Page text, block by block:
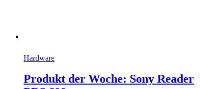
Hardware
Produkt der Woche: Sony Reader